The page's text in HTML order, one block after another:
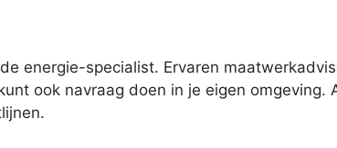
energie-specialist. Ervaren
ook navraag doen in je eigen omgeving.